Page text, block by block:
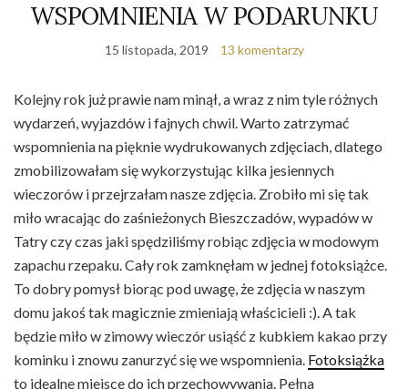
WSPOMNIENIA W PODARUNKU
15 listopada, 2019 13 komentarzy
Kolejny rok już prawie nam minął, a wraz z nim tyle różnych
wydarzeń, wyjazdów i fajnych chwil. Warto zatrzymać
wspomnienia na pięknie wydrukowanych zdjęciach, dlatego
zmobilizowałam się wykorzystując kilka jesiennych
wieczorów i przejrzałam nasze zdjęcia. Zrobiło mi się tak
miło wracając do zaśnieżonych Bieszczadów, wypadów w
Tatry czy czas jaki spędziliśmy robiąc zdjęcia w modowym
zapachu rzepaku. Cały rok zamknęłam w jednej fotoksiążce.
To dobry pomysł biorąc pod uwagę, że zdjęcia w naszym
domu jakoś tak magicznie zmieniają właścicieli :). A tak
będzie miło w zimowy wieczór usiąść z kubkiem kakao przy
kominku i znowu zanurzyć się we wspomnienia. Fotoksiążka
to idealne miejsce do ich przechowywania. Pełna